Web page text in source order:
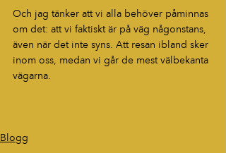
Och jag tänker att vi alla behöver påminnas
om det: att vi faktiskt är på väg någonstans,
även när det inte syns. Att resan ibland sker
inom oss, medan vi går de mest välbekanta
vägarna.
Blogg